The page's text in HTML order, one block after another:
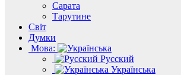
Сарата
Тарутине
Світ
Думки
Мова:
Русский
Українська